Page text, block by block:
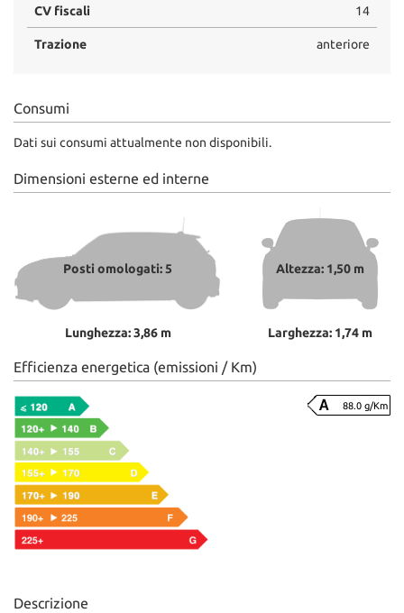
CV fiscali 14
Trazione anteriore
Consumi
Dati sui consumi attualmente non disponibili.
Dimensioni esterne ed interne
Posti omologati: 5
Lunghezza: 3,86 m
Altezza: 1,50 m
Larghezza: 1,74 m
Efficienza energetica (emissioni / Km)
88.0 g/Km
Descrizione